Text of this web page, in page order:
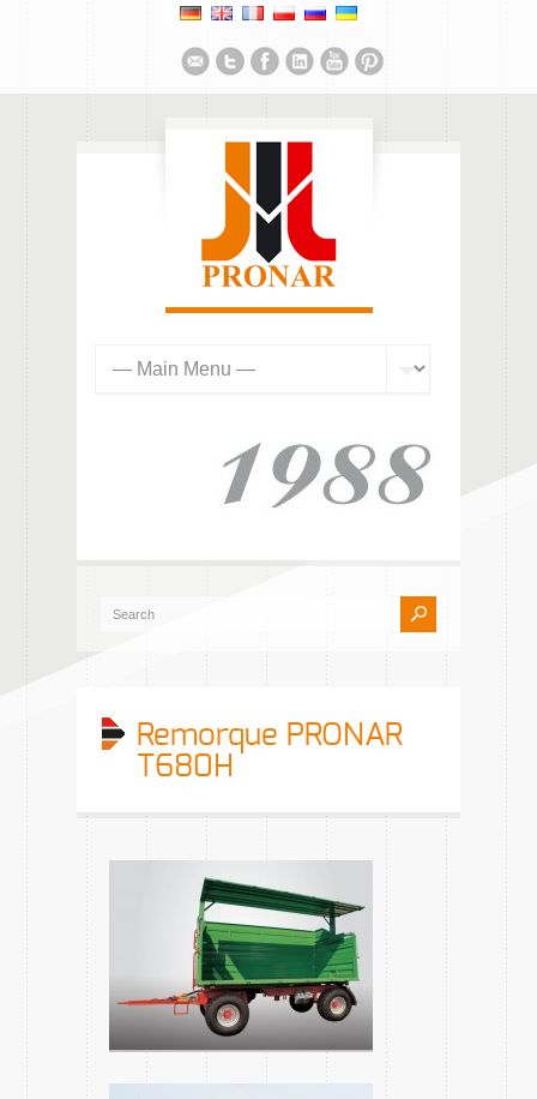
Remorque PRONAR
T680H